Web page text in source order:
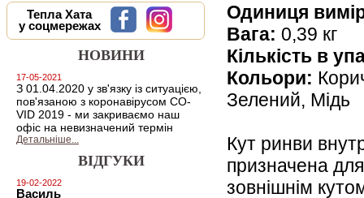
Тепла Хата
у соцмережах
НОВИНИ
17-05-2021
З 01.04.2020 у зв'язку із ситуацією,
пов'язаною з коронавірусом CO-
VID 2019 - ми закриваємо наш
офіс на невизначений термін
Детальніше...
ВІДГУКИ
19-02-2022
Василь
Одиниця
Вага: 0,39 кг
Кількість в
Кольори:
Зелений, Мідь
Кут ринви
призначена
зовнішнім